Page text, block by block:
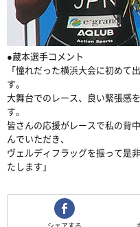
●蔵本選手コメント
「憧れだった横浜大会に初めて
す。
大舞台でのレース、良い緊張感
す。
皆さんの応援がレースで私の背
んでいただき、
ヴェルディフラッグを振って是
たします」